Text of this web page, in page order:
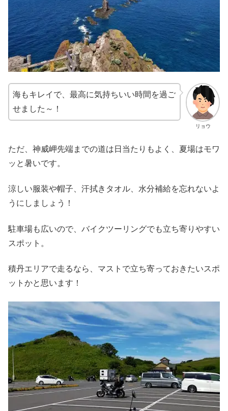
リョウ
海もキレイで、最高に気持ちいい時間を過ご
せました～！
ただ、神威岬先端までの道は日当たりもよく、夏場はモワ
ッと暑いです。
涼しい服装や帽子、汗拭きタオル、水分補給を忘れないよ
うにしましょう！
駐車場も広いので、バイクツーリングでも立ち寄りやすい
スポット。
積丹エリアで走るなら、マストで立ち寄っておきたいスポ
ットかと思います！